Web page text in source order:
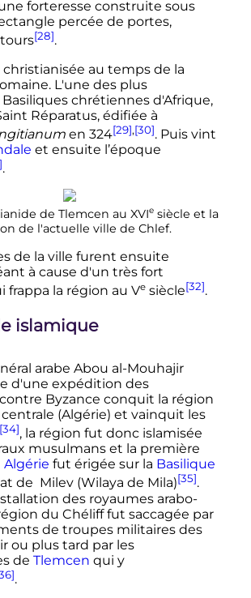
forteresse construite sous
percée de portes,
[28].
au temps de la
L'une des plus
chrétiennes d'Afrique,
Réparatus, édifiée à
en 324[29],[30]. Puis vint
et ensuite l’époque
.
de Tlemcen au XVIe siècle et la
de l'actuelle ville de Chlef.
de la ville furent ensuite
à cause d'un très fort
frappa la région au Ve siècle[32].
islamique
arabe Abou al-Mouhajir
d'une expédition des
Byzance conquit la région
(Algérie) et vainquit les
[34], la région fut donc islamisée
musulmans et la première
Algérie fut érigée sur la Basilique
de Milev (Wilaya de Mila)[35].
des royaumes arabo-
du Chéliff fut saccagée par
de troupes militaires des
ou plus tard par les
de Tlemcen qui y
.